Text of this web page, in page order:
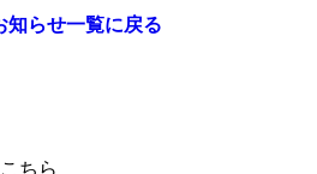
知らせ一覧に戻る
ちら